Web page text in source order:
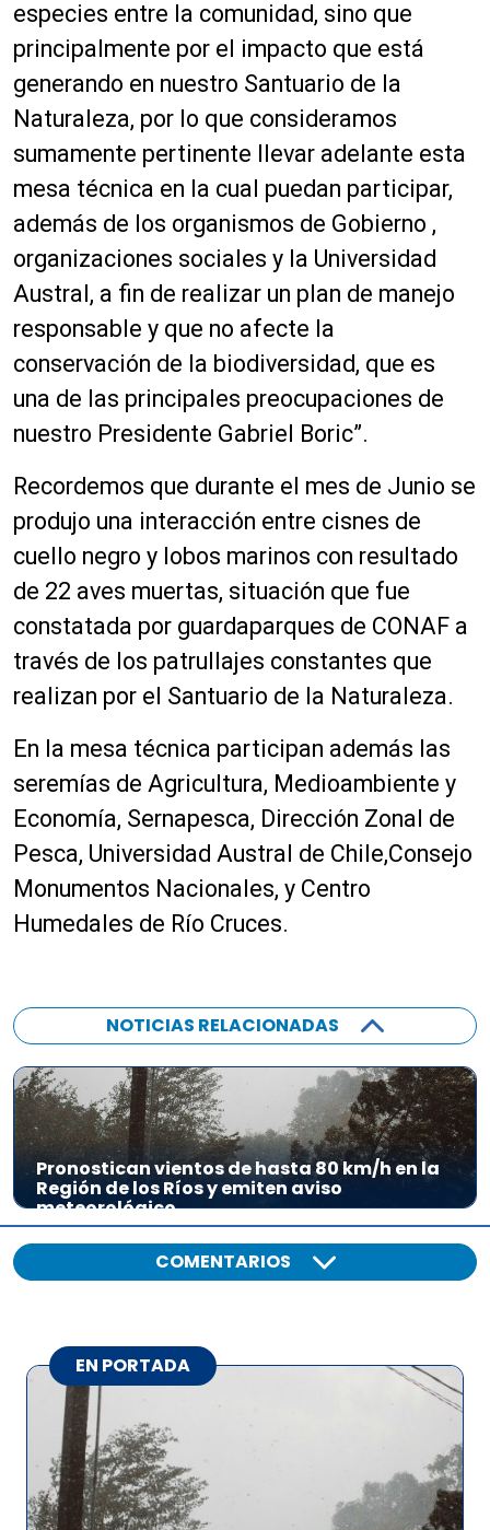
especies entre la comunidad, sino que
principalmente por el impacto que está
generando en nuestro Santuario de la
Naturaleza, por lo que consideramos
sumamente pertinente llevar adelante esta
mesa técnica en la cual puedan participar,
además de los organismos de Gobierno ,
organizaciones sociales y la Universidad
Austral , a fin de realizar un plan de manejo
responsable y que no afecte la
conservación de la biodiversidad, que es
una de las principales preocupaciones de
nuestro Presidente Gabriel
Boric”.
Recordemos que durante el mes de Junio se
produjo una interacción entre cisnes de
cuello negro y lobos marinos con resultado
de 22 aves muertas, situación que fue
constatada por guardaparques de CONAF a
través de l os patrullajes constantes que
realizan por el Santuario de la Naturaleza.
En la mesa técnica participan además las
seremías de Agricultura, Medioambiente y
Economía, Sernapesca, Dirección Zonal de
Pesca, Universidad Austral de Chile,Consejo
Monumentos Nacionales, y Centro
Humedales de Río Cruces.
NOTICIAS RELACIONADAS
Pronostican vientos de hasta 80 km/h en la
Región de los Ríos y emiten aviso
meteorológico
COMENTARIOS
EN PORTADA